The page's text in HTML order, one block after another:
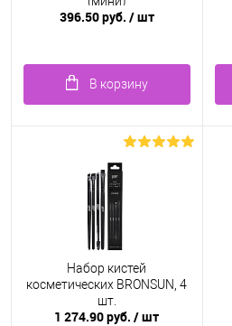
396.50 руб. / шт
В корзину
Набор кистей
косметических BRONSUN, 4
шт.
1 274.90 руб./ шт